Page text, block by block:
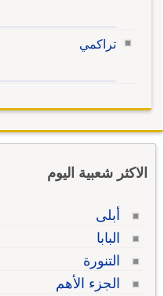
تراكمي
الاكثر شعبية اليوم
أبلى
البابا
التنورة
الجزء الأهم